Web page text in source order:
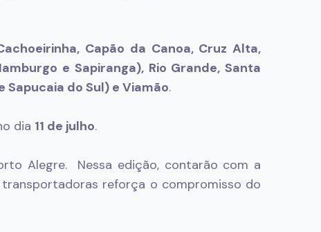
Capão da Canoa, Cruz Alta,
e Sapiranga), Rio Grande, Santa
Sapucaia do Sul) e Viamão.
dia 11 de julho.
Alegre. Nessa edição, contarão com a
reforça o compromisso do